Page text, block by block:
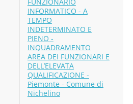
INFORMATICO - A
TEMPO
INDETERMINATO E
PIENO -
INQUADRAMENTO
AREA DEI FUNZIONARI E
DELL’ELEVATA
QUALIFICAZIONE -
Piemonte - Comune di
Nichelino